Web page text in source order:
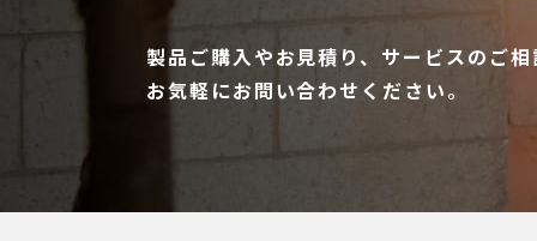
製品ご購入やお見積り、サービスのご
お気軽にお問い合わせください。